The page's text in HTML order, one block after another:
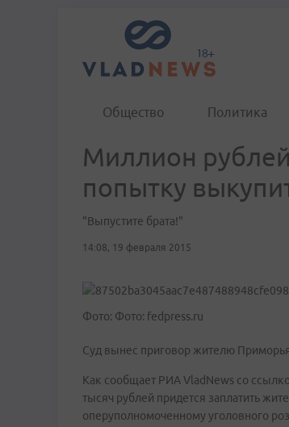
Общество Политика
Миллион
попытку
"Выпустите брата!"
14:08, 19 февраля 2015
Фото: Фото: fedpress.ru
Суд вынес приговор жителю
Как сообщает РИА VladNews со
тысяч рублей придется заплатить
оперуполномоченному уголовного